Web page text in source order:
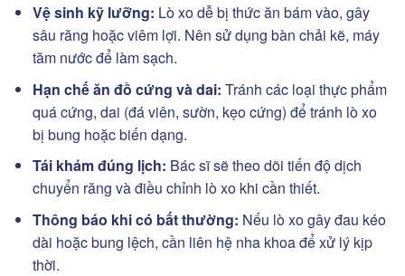
Vệ sinh kỹ lưỡng: Lò xo dễ bị thức ăn bám vào, gây
sâu răng hoặc viêm lợi. Nên sử dụng bàn chải kẽ, máy
tăm nước để làm sạch.
Hạn chế ăn đồ cứng và dai: Tránh các loại thực phẩm
quá cứng, dai (đá viên, sườn, kẹo cứng) để tránh lò xo
bị bung hoặc biến dạng.
Tái khám đúng lịch: Bác sĩ sẽ theo dõi tiến độ dịch
chuyển răng và điều chỉnh lò xo khi cần thiết.
Thông báo khi có bất thường: Nếu lò xo gây đau kéo
dài hoặc bung lệch, cần liên hệ nha khoa để xử lý kịp
thời.